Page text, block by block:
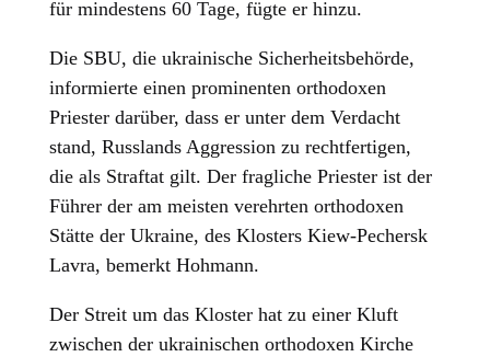
für mindestens 60 Tage, fügte er hinzu.
Die SBU, die ukrainische Sicherheitsbehörde,
informierte einen prominenten orthodoxen
Priester darüber, dass er unter dem Verdacht
stand, Russlands Aggression zu rechtfertigen,
die als Straftat gilt. Der fragliche Priester ist der
Führer der am meisten verehrten orthodoxen
Stätte der Ukraine, des Klosters Kiew-Pechersk
Lavra, bemerkt Hohmann.
Der Streit um das Kloster hat zu einer Kluft
zwischen der ukrainischen orthodoxen Kirche